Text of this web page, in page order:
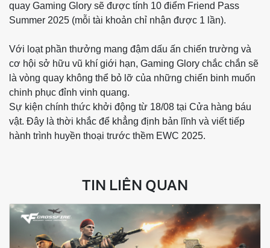
quay Gaming Glory sẽ được tính 10 điểm Friend Pass
Summer 2025 (mỗi tài khoản chỉ nhận được 1 lần).
Với loạt phần thưởng mang đậm dấu ấn chiến trường và
cơ hội sở hữu vũ khí giới hạn, Gaming Glory chắc chắn sẽ
là vòng quay không thể bỏ lỡ của những chiến binh muốn
chinh phục đỉnh vinh quang.
Sự kiện chính thức khởi động từ 18/08 tại Cửa hàng báu
vật. Đây là thời khắc để khẳng định bản lĩnh và viết tiếp
hành trình huyền thoại trước thềm EWC 2025.
TIN LIÊN QUAN